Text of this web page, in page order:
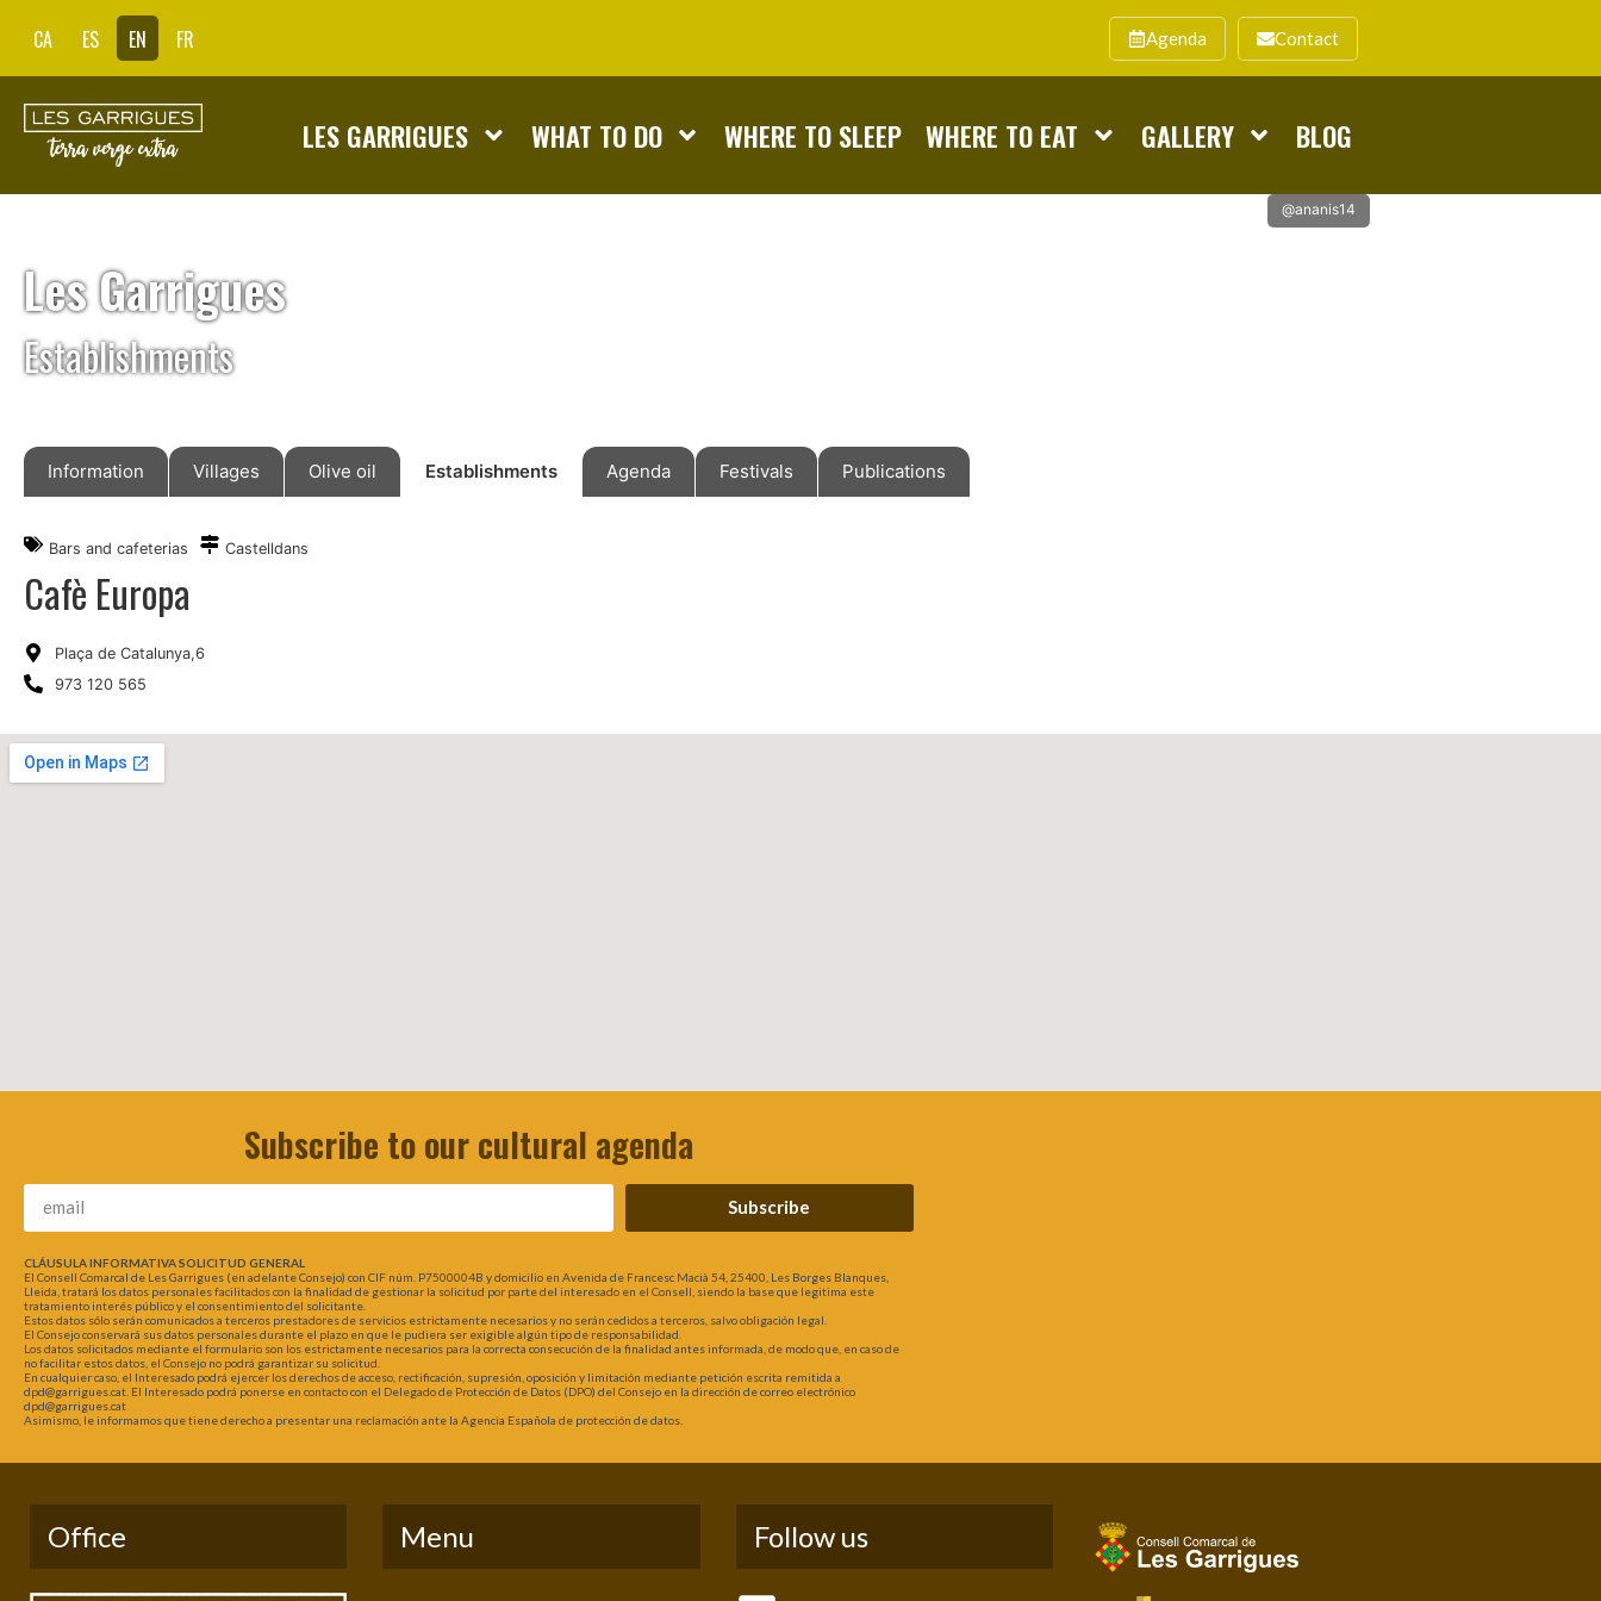
CA ES EN FR Agenda Contact
LES GARRIGUES WHAT TO DO WHERE TO SLEEP WHERE TO EAT GALLERY BLOG
@ananis14
Les Garrigues
Establishments
Information Villages Olive oil Establishments Agenda Festivals Publications
Bars and cafeterias Castelldans
Cafè Europa
Plaça de Catalunya,6
973 120 565
Subscribe to our cultural agenda
Subscribe
CLÁUSULA INFORMATIVA SOLICITUD GENERAL
El Consell Comarcal de Les Garrigues (en adelante Consejo) con CIF núm. P7500004B y domicilio en Avenida de Francesc Macià 54, 25400, Les Borges Blanques,
Lleida, tratará los datos personales facilitados con la finalidad de gestionar la solicitud por parte del interesado en el Consell, siendo la base que legitima este
tratamiento interés público y el consentimiento del solicitante.
Estos datos sólo serán comunicados a terceros prestadores de servicios estrictamente necesarios y no serán cedidos a terceros, salvo obligación legal.
El Consejo conservará sus datos personales durante el plazo en que le pudiera ser exigible algún tipo de responsabilidad.
Los datos solicitados mediante el formulario son los estrictamente necesarios para la correcta consecución de la finalidad antes informada, de modo que, en caso de
no facilitar estos datos, el Consejo no podrá garantizar su solicitud.
En cualquier caso, el Interesado podrá ejercer los derechos de acceso, rectificación, supresión, oposición y limitación mediante petición escrita remitida a
dpd@garrigues.cat. El Interesado podrá ponerse en contacto con el Delegado de Protección de Datos (DPO) del Consejo en la dirección de correo electrónico
dpd@garrigues.cat
Asimismo, le informamos que tiene derecho a presentar una reclamación ante la Agencia Española de protección de datos.
Office Menu Follow us